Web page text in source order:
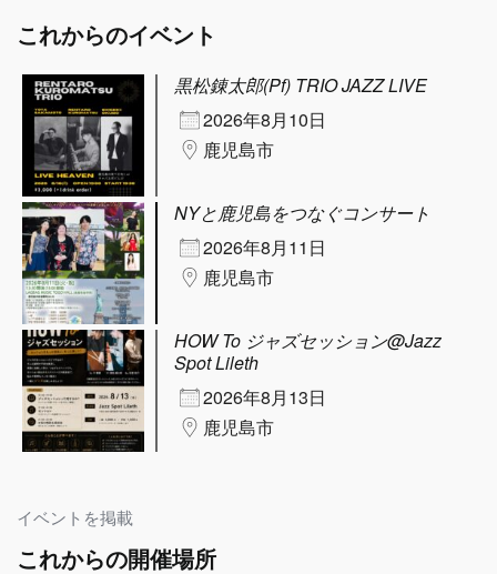
これからのイベント
黒松錬太郎(Pf) TRIO JAZZ LIVE
2026年8月10日
鹿児島市
NYと鹿児島をつなぐコンサート
2026年8月11日
鹿児島市
HOW To ジャズセッション@Jazz
Spot Lileth
2026年8月13日
鹿児島市
イベントを掲載
これからの開催場所